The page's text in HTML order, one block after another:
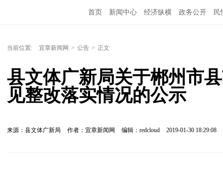
首页 新闻中心 经济纵横 政务公开 民
当前位置: 宜章新闻网 > 公告 > 正文
县文体广新局关于郴州市
见整改落实情况的公示
来源：县文体广新局 作者：宜章新闻网 编辑：redcloud 2019-01-30 18:29:08